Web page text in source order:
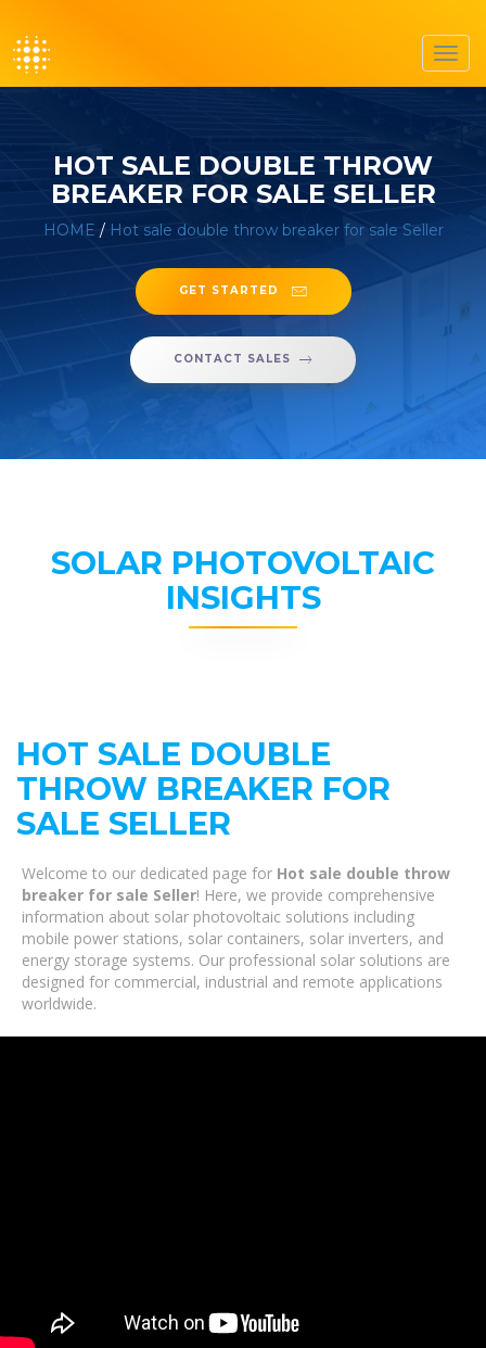
HOT SALE DOUBLE THROW
BREAKER FOR SALE SELLER
HOME / Hot sale double throw breaker for sale Seller
GET STARTED
CONTACT SALES
SOLAR PHOTOVOLTAIC
INSIGHTS
HOT SALE DOUBLE
THROW BREAKER FOR
SALE SELLER
Welcome to our dedicated page for Hot sale double throw
breaker for sale Seller! Here, we provide comprehensive
information about solar photovoltaic solutions including
mobile power stations, solar containers, solar inverters, and
energy storage systems. Our professional solar solutions are
designed for commercial, industrial and remote applications
worldwide.